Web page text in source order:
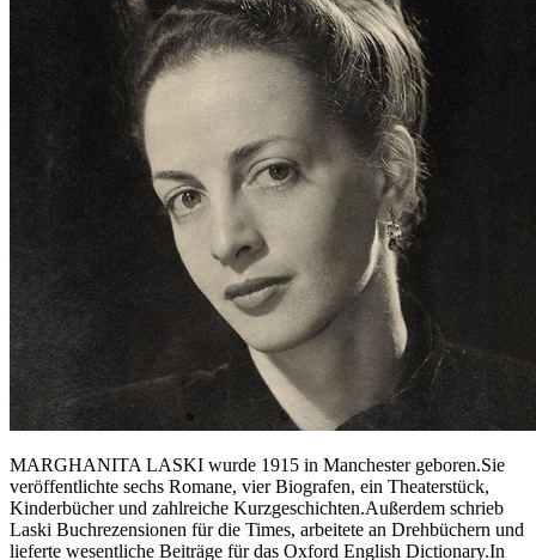
MARGHANITA LASKI wurde 1915 in Manchester geboren.Sie
veröffentlichte sechs Romane, vier Biografen, ein Theaterstück,
Kinderbücher und zahlreiche Kurzgeschichten.Außerdem schrieb
Laski Buchrezensionen für die Times, arbeitete an Drehbüchern und
lieferte wesentliche Beiträge für das Oxford English Dictionary.In